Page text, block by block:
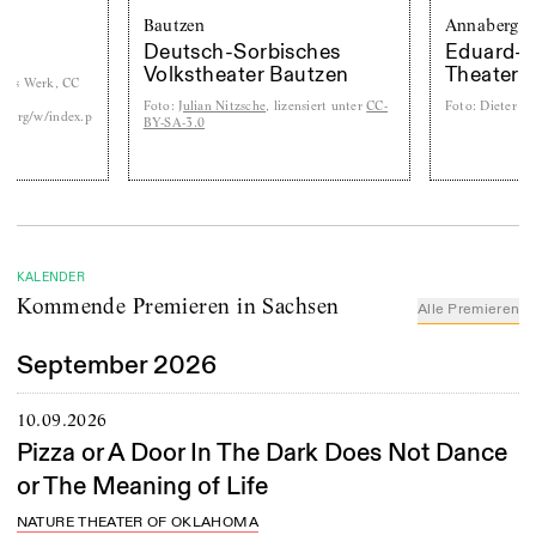
Bautzen
Deutsch-Sorbisches
Volkstheater Bautzen
Julian Nitzsche , lizensiert unterCC-
BY-SA-3.0
Annaberg-Buchholz
Eduard-von-
Theater
Foto: Dieter Knoblauch
KALENDER
Kommende Premieren in Sachsen Alle Premieren
September 2026
10.09.2026
Pizza or A Door In The Dark Does Not Dance
or The Meaning of Life
NATURE THEATER OF OKLAHOMA